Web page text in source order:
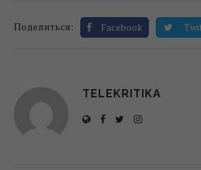
Поделиться: Facebook
TELEKRITIKA